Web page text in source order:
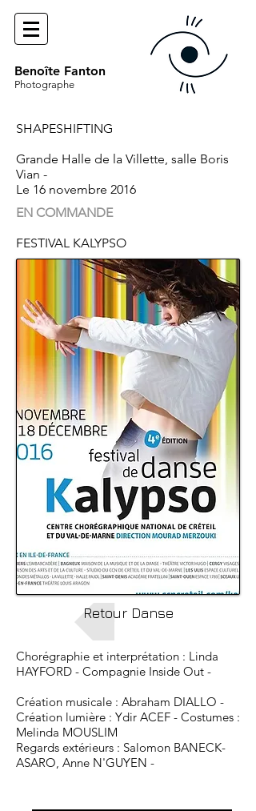
Benoîte Fanton
Photographe
SHAPESHIFTING
Grande Halle de la Villette, salle Boris
Vian -
Le 16 novembre 2016
EN COMMANDE
FESTIVAL KALYPSO
Retour Danse
Chorégraphie et interprétation : Linda
HAYFORD - Compagnie Inside Out -
Création musicale : Abraham DIALLO -
Création lumière : Ydir ACEF - Costumes :
Melinda MOUSLIM
Regards extérieurs : Salomon BANECK-
ASARO, Anne N'GUYEN -